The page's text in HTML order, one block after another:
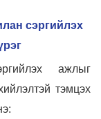
сэргийлэх
ажлыг
тэмцэх